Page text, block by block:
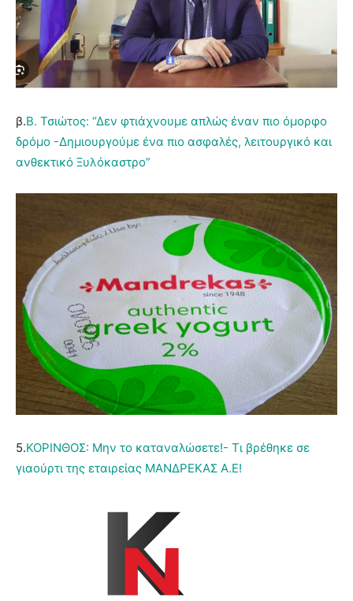
β.Β. Τσιώτος: “Δεν φτιάχνουμε απλώς έναν πιο όμορφο
δρόμο -Δημιουργούμε ένα πιο ασφαλές, λειτουργικό και
ανθεκτικό Ξυλόκαστρο”
5.ΚΟΡΙΝΘΟΣ: Μην το καταναλώσετε!- Τι βρέθηκε σε
γιαούρτι της εταιρείας ΜΑΝΔΡΕΚΑΣ Α.Ε!